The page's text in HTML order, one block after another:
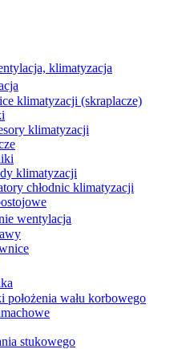
klimatyzacja
klimatyzacji (skraplacze)
klimatyzacji
klimatyzacji
chłodnic klimatyzacji
wentylacja
położenia wału korbowego
stukowego